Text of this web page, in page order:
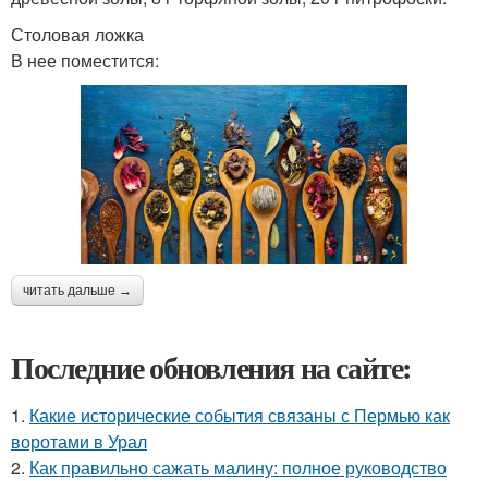
Столовая ложка
В нее поместится:
читать дальше →
Последние обновления на сайте:
1. Какие исторические события связаны с Пермью как
воротами в Урал
2. Как правильно сажать малину: полное руководство